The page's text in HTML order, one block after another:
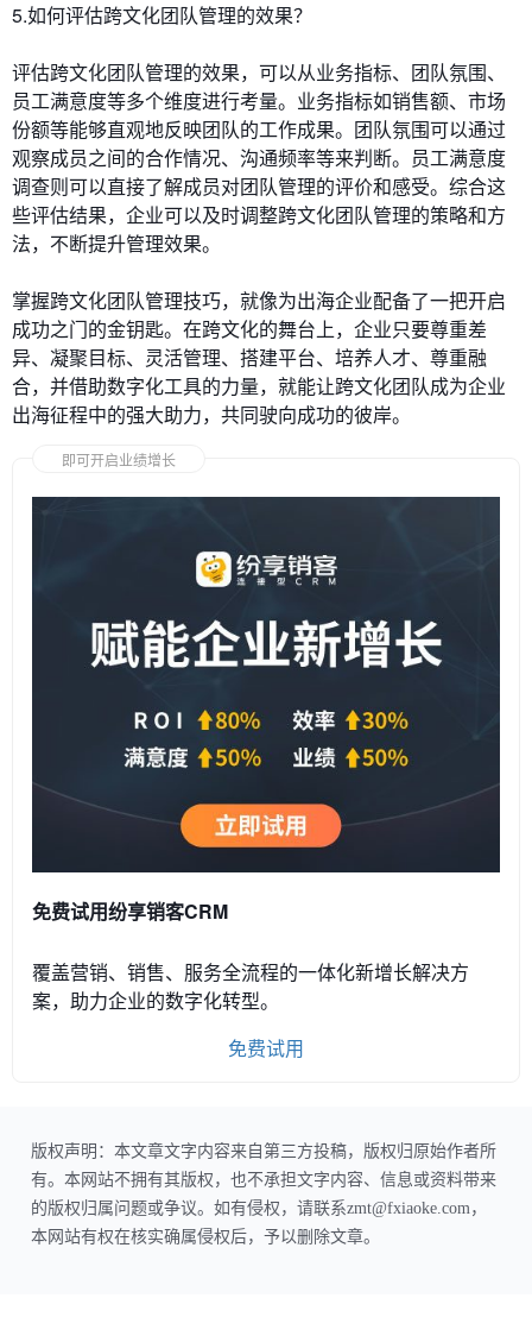
5.如何评估跨文化团队管理的效果？
评估跨文化团队管理的效果，可以从业务指标、团队氛围、
员工满意度等多个维度进行考量。业务指标如销售额、市场
份额等能够直观地反映团队的工作成果。团队氛围可以通过
观察成员之间的合作情况、沟通频率等来判断。员工满意度
调查则可以直接了解成员对团队管理的评价和感受。综合这
些评估结果，企业可以及时调整跨文化团队管理的策略和方
法，不断提升管理效果。
掌握跨文化团队管理技巧，就像为出海企业配备了一把开启
成功之门的金钥匙。在跨文化的舞台上，企业只要尊重差
异、凝聚目标、灵活管理、搭建平台、培养人才、尊重融
合，并借助数字化工具的力量，就能让跨文化团队成为企业
出海征程中的强大助力，共同驶向成功的彼岸。
即可开启业绩增长
免费试用纷享销客CRM
覆盖营销、销售、服务全流程的一体化新增长解决方
案，助力企业的数字化转型。
免费试用
版权声明：本文章文字内容来自第三方投稿，版权归原始作者所
有。本网站不拥有其版权，也不承担文字内容、信息或资料带来
的版权归属问题或争议。如有侵权，请联系zmt@fxiaoke.com，
本网站有权在核实确属侵权后，予以删除文章。